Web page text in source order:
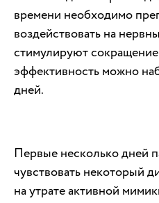
времени необходимо
воздействовать на
стимулируют
эффективность можно
дней.
Первые несколько дней
чувствовать некоторый
на утрате активной